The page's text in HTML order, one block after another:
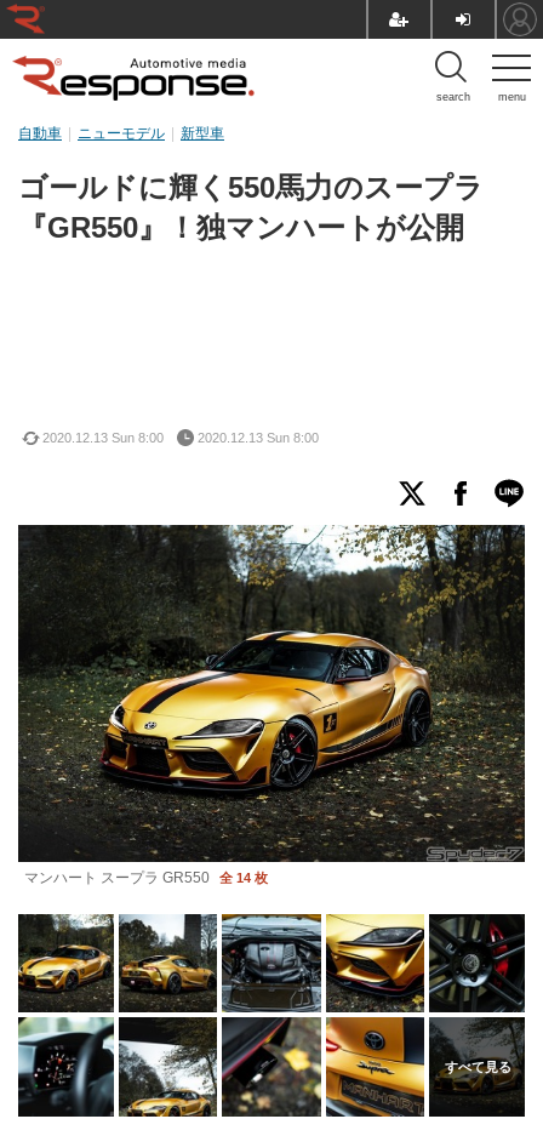
menu
search
ゴールドに輝く550馬力のスープラ
『GR550』！独マンハートが公開
自動車 ニューモデル 新型車
2020.12.13 Sun 8:00 2020.12.13 Sun 8:00
マンハート スープラ GR550 全 14 枚